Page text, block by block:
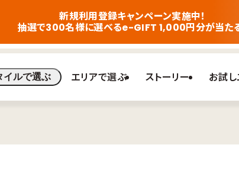
新規利用登録キャンペーン実施中！
抽選で300名様に選べるe-GIFT 1,000円分が当たる
イルで選ぶ エリアで選ぶ ストーリー お試